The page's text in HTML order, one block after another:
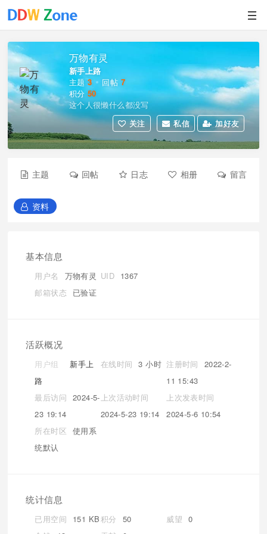
万物有灵
新手上路
主题3 回帖 7
积分50
这个人很懒什么都没写
关注
私信 加好友
主题 回帖 日志 相册 留言
资料
基本信息
用户名 万物有灵 UID 1367
邮箱状态
已验证
活跃概况
用户组
新手上
路
在线时间 3 小时 注册时间
2022-2-
11 15:43
最后访问 2024-5-
23 19:14
上次活动时间
2024-5-23 19:14
上次发表时间
2024-5-6 10:54
所在时区 使用系
统默认
统计信息
已用空间 151 KB积分 50 威望 0